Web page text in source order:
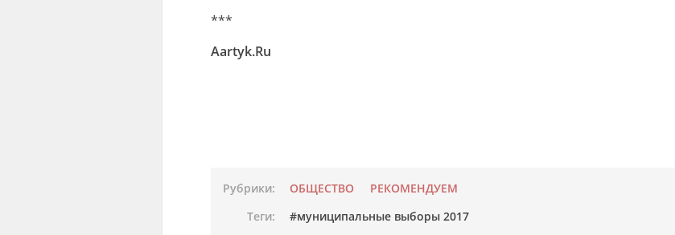
***
Aartyk.Ru
Рубрики: ОБЩЕСТВО
РЕКОМЕНДУЕМ
Теги:
муниципальные выборы 2017